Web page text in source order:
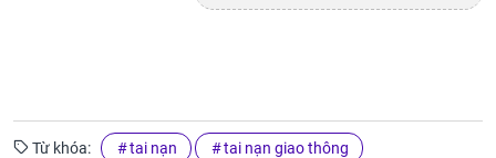
Từ khóa: tai nạn tai nạn giao thông